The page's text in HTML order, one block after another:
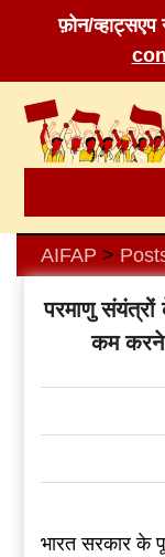
फ़ोन/व्हाट्सएप
content
AIFAP >
परमाणु संयंत्रों
कम करने
भारत सरकार के